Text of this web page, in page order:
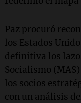
Paz procuró
los Estados
definitiva los
Socialismo
los socios
con un análisis